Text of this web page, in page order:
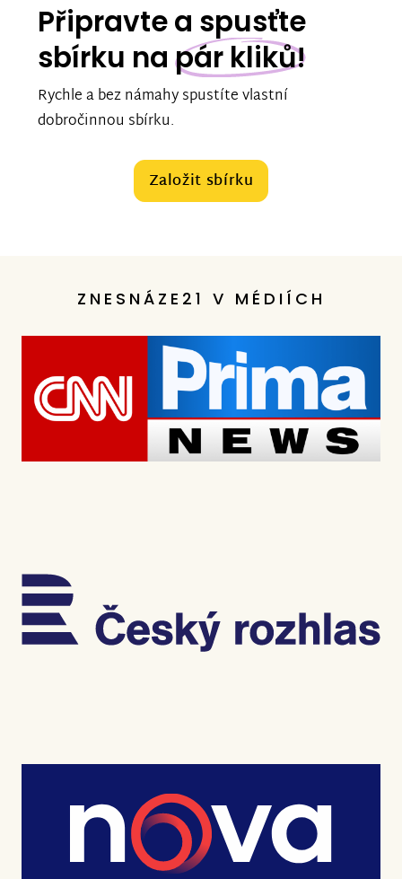
Připravte a spusťte
sbírku na pár kliků!
Rychle a bez námahy spustíte vlastní
dobročinnou sbírku.
Založit sbírku
ZNESNÁZE21 V MÉDIÍCH